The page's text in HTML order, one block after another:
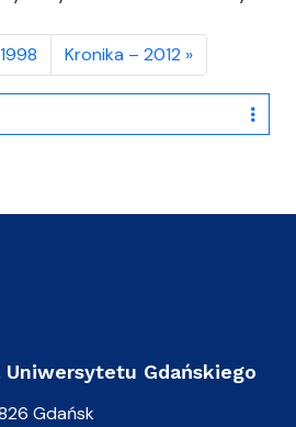
Kronika – 2012
Gdańskiego
Gdańsk